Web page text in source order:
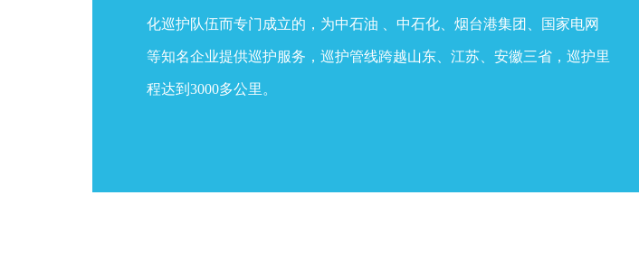
化巡护队伍而专门成立的，为中石油 、中石化、烟台港集团、国家电网
等知名企业提供巡护服务，巡护管线跨越山东、江苏、安徽三省，巡护里
程达到3000多公里。